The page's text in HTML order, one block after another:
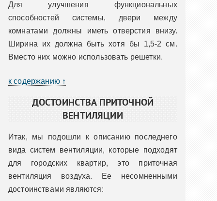
Для улучшения функциональных
способностей системы, двери между
комнатами должны иметь отверстия внизу.
Ширина их должна быть хотя бы 1,5-2 см.
Вместо них можно использовать решетки.
к содержанию ↑
ДОСТОИНСТВА ПРИТОЧНОЙ
ВЕНТИЛЯЦИИ
Итак, мы подошли к описанию последнего
вида систем вентиляции, которые подходят
для городских квартир, это приточная
вентиляция воздуха. Ее несомненными
достоинствами являются: